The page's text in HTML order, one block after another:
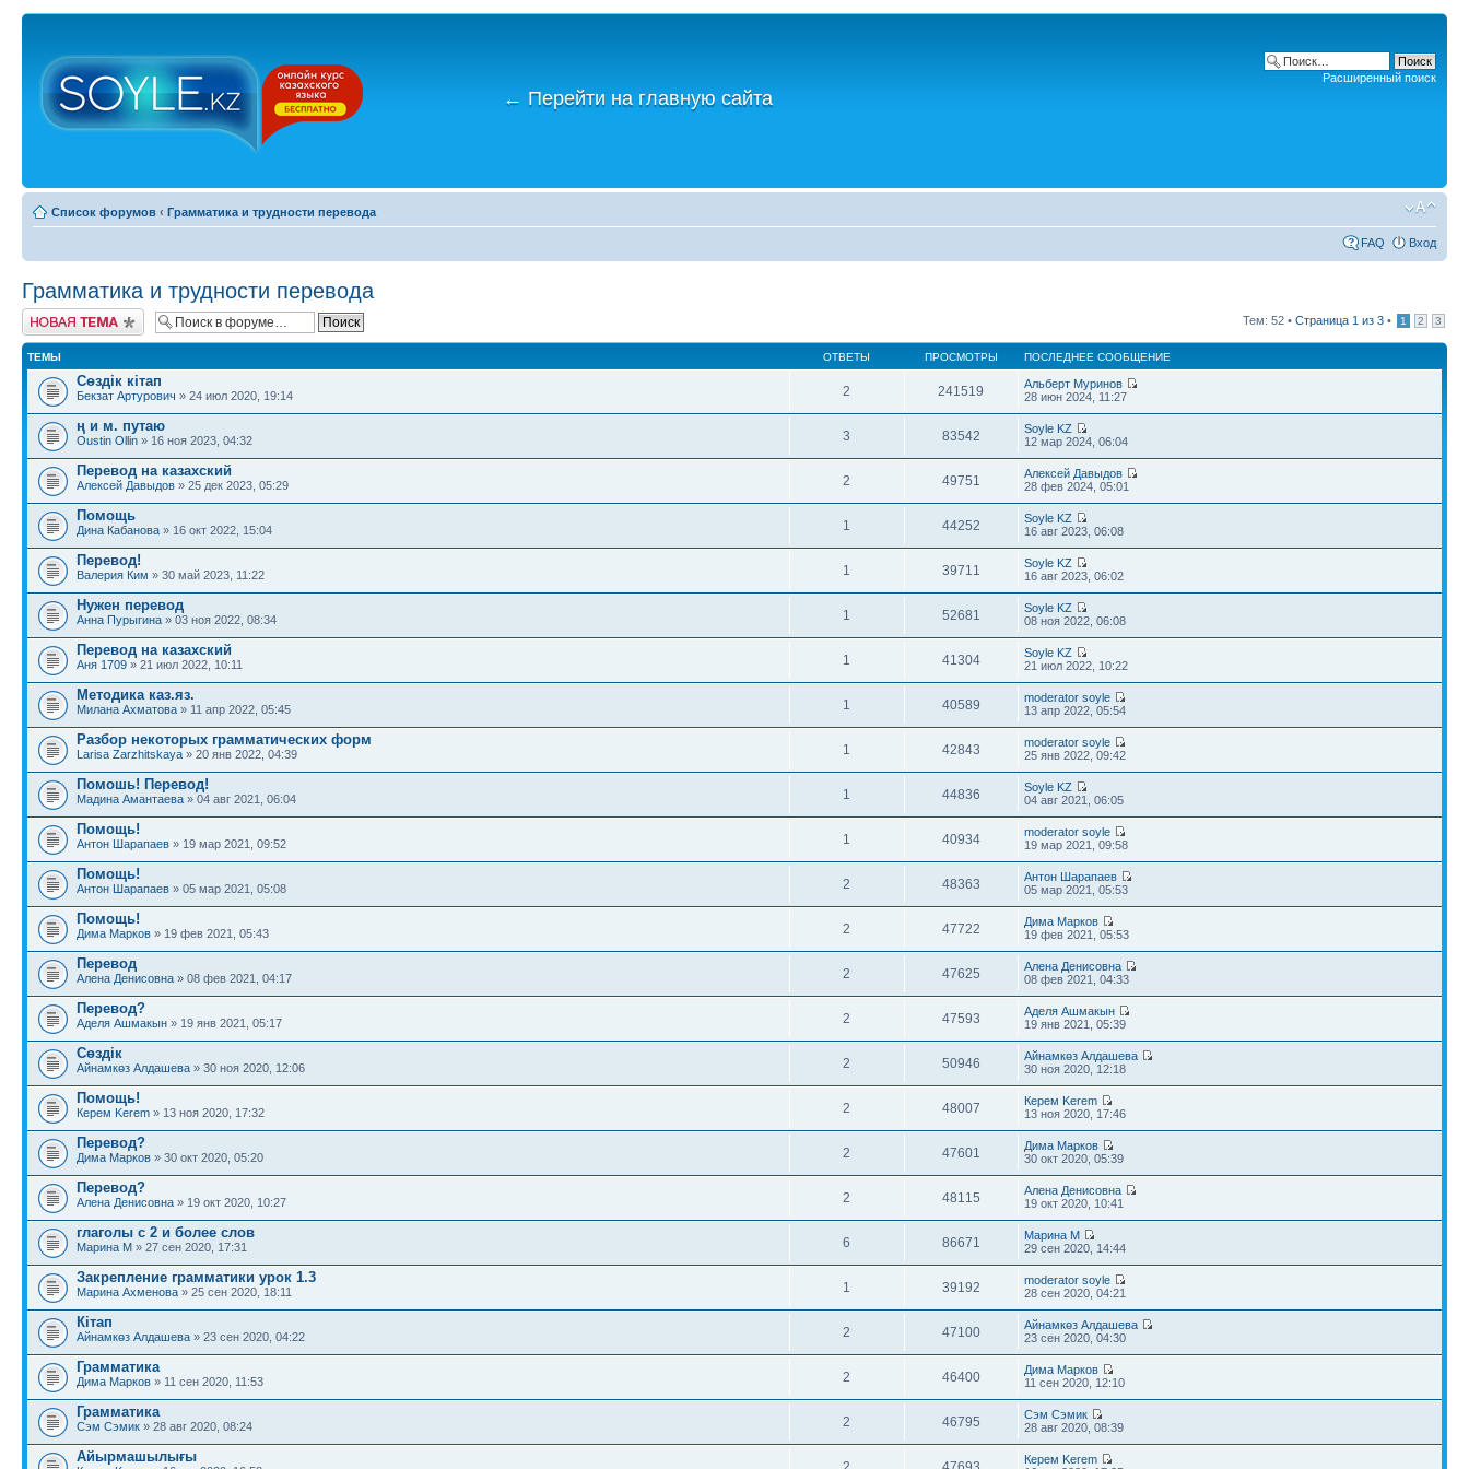
← Перейти на главную сайта
Расширенный поиск
Список форумов ‹ Грамматика и трудности перевода
FAQ Вход
Грамматика и трудности перевода
Новая тема Тем: 52 • Страница 1 из 3 • 1 2 3
ТЕМЫ ОТВЕТЫ ПРОСМОТРЫ ПОСЛЕДНЕЕ СООБЩЕНИЕ
Сөздік кітап
Бекзат Артурович » 24 июл 2020, 19:14 2 241519
Альберт Муринов
28 июн 2024, 11:27
ң и м. путаю
Oustin Ollin » 16 ноя 2023, 04:32 3 83542
Soyle KZ
12 мар 2024, 06:04
Перевод на казахский
Алексей Давыдов » 25 дек 2023, 05:29 2 49751
Алексей Давыдов
28 фев 2024, 05:01
Помощь
Дина Кабанова » 16 окт 2022, 15:04 1 44252
Soyle KZ
16 авг 2023, 06:08
Перевод!
Валерия Ким » 30 май 2023, 11:22 1 39711
Soyle KZ
16 авг 2023, 06:02
Нужен перевод
Анна Пурыгина » 03 ноя 2022, 08:34 1 52681
Soyle KZ
08 ноя 2022, 06:08
Перевод на казахский
Аня 1709 » 21 июл 2022, 10:11 1 41304
Soyle KZ
21 июл 2022, 10:22
Методика каз.яз.
Милана Ахматова » 11 апр 2022, 05:45 1 40589
moderator soyle
13 апр 2022, 05:54
Разбор некоторых грамматических форм
Larisa Zarzhitskaya » 20 янв 2022, 04:39 1 42843
moderator soyle
25 янв 2022, 09:42
Помошь! Перевод!
Мадина Амантаева » 04 авг 2021, 06:04 1 44836
Soyle KZ
04 авг 2021, 06:05
Помощь!
Антон Шарапаев » 19 мар 2021, 09:52 1 40934
moderator soyle
19 мар 2021, 09:58
Помощь!
Антон Шарапаев » 05 мар 2021, 05:08 2 48363
Антон Шарапаев
05 мар 2021, 05:53
Помощь!
Дима Марков » 19 фев 2021, 05:43 2 47722
Дима Марков
19 фев 2021, 05:53
Перевод
Алена Денисовна » 08 фев 2021, 04:17 2 47625
Алена Денисовна
08 фев 2021, 04:33
Перевод?
Аделя Ашмакын » 19 янв 2021, 05:17 2 47593
Аделя Ашмакын
19 янв 2021, 05:39
Сөздік
Айнамкөз Алдашева » 30 ноя 2020, 12:06 2 50946
Айнамкөз Алдашева
30 ноя 2020, 12:18
Помощь!
Керем Kerem » 13 ноя 2020, 17:32 2 48007
Керем Kerem
13 ноя 2020, 17:46
Перевод?
Дима Марков » 30 окт 2020, 05:20 2 47601
Дима Марков
30 окт 2020, 05:39
Перевод?
Алена Денисовна » 19 окт 2020, 10:27 2 48115
Алена Денисовна
19 окт 2020, 10:41
глаголы с 2 и более слов
Марина М » 27 сен 2020, 17:31 6 86671
Марина М
29 сен 2020, 14:44
Закрепление грамматики урок 1.3
Марина Ахменова » 25 сен 2020, 18:11 1 39192
moderator soyle
28 сен 2020, 04:21
Кітап
Айнамкөз Алдашева » 23 сен 2020, 04:22 2 47100
Айнамкөз Алдашева
23 сен 2020, 04:30
Грамматика
Дима Марков » 11 сен 2020, 11:53 2 46400
Дима Марков
11 сен 2020, 12:10
Грамматика
Сэм Сэмик » 28 авг 2020, 08:24 2 46795
Сэм Сэмик
28 авг 2020, 08:39
Айырмашылығы
Керем Kerem